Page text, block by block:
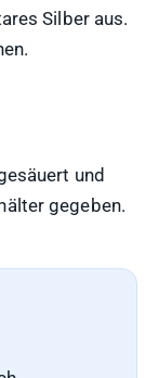
Silber aus.
und
gegeben.